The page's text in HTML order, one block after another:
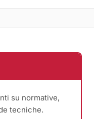
su normative,
tecniche.